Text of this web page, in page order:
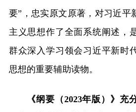
要”，忠实原文原著，对习近平
主义思想作了全面系统阐述，
群众深入学习领会习近平新时
思想的重要辅助读物。
《纲要（2023年版）》充